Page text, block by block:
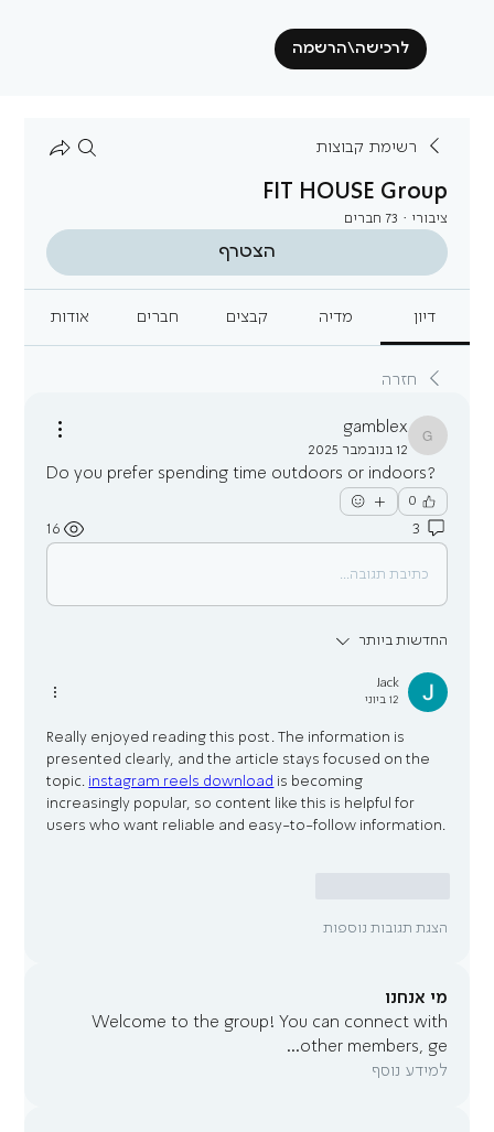
לרכישה\הרשמה
רשימת קבוצות
FIT HOUSE Group
ציבורי · 73 חברים
הצטרף
דיון מדיה קבצים חברים אודות
חזרה
gamblex
gamblex
12 בנובמבר 2025
Do you prefer spending time outdoors or indoors?
0
3
16
כתיבת תגובה...
החדשות ביותר
Jack
12 ביוני
Really enjoyed reading this post. The information is
presented clearly, and the article stays focused on the
topic. instagram reels download is becoming
increasingly popular, so content like this is helpful for
users who want reliable and easy-to-follow information.
הצגת תגובות נוספות
מי אנחנו
Welcome to the group! You can connect with
other members, ge
...
למידע נוסף